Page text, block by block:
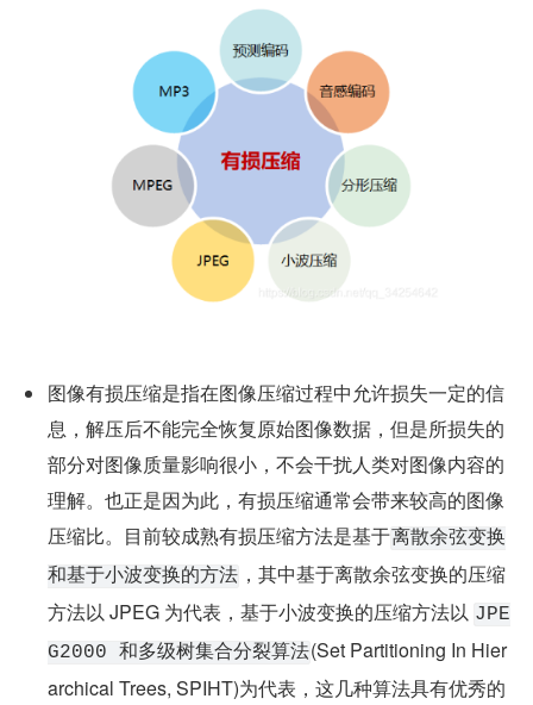
图像有损压缩是指在图像压缩过程中允许损失一定的信
息，解压后不能完全恢复原始图像数据，但是所损失的
部分对图像质量影响很小，不会干扰人类对图像内容的
理解。也正是因为此，有损压缩通常会带来较高的图像
压缩比。目前较成熟有损压缩方法是基于离散余弦变换
和基于小波变换的方法 ，其中基于离散余弦变换的压缩
方法以 JPEG 为代表，基于小波变换的压缩方法以 JPE
G2000 和多级树集合分裂算法(Set Partitioning In Hier
archical Trees, SPIHT)为代表，这几种算法具有优秀的